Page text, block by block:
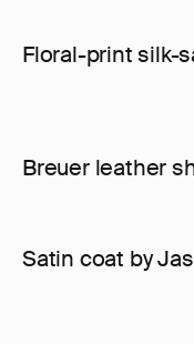
Floral-print silk-
Breuer leather
Satin coat by